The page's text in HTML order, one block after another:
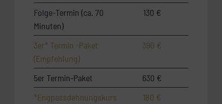
Folge-Termin (ca. 70
Minuten)
130 €
3er* Termin -Paket
(Empfehlung)
390 €
5er Termin-Paket
630 €
*Engpassdehnungskurs
180 €